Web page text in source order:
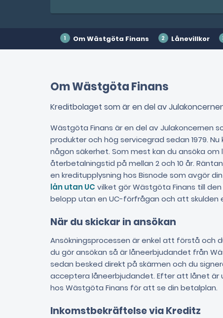
Om Wästgöta Finans Lånevillkor
Om Wästgöta Finans
Kreditbolaget som är en del av
Wästgöta Finans är en del av Julakoncernen
produkter och hög servicegrad sedan 1979.
någon säkerhet. Som mest kan du ansöka om
återbetalningstid på mellan 2 och 10 år.
en kreditupplysning hos Bisnode som avgör
lån utan UC vilket gör Wästgöta Finans till
belopp utan en UC-förfrågan och att skulden
När du skickar in ansökan
Ansökningsprocessen är enkel att förstå och
du gör ansökan så är låneerbjudandet från
sedan besked direkt på skärmen och du
acceptera låneerbjudandet. Efter att lånet är
hos Wästgöta Finans för att se din betalplan.
Inkomstbekräftelse via Kreditz